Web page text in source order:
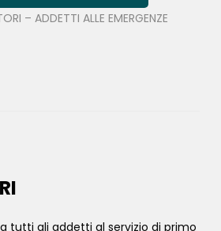
– ADDETTI ALLE EMERGENZE
tutti gli addetti al servizio di primo